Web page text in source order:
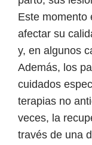
Este momento
afectar su
y, en algunos
Además, los
cuidados
terapias no
veces, la
través de una